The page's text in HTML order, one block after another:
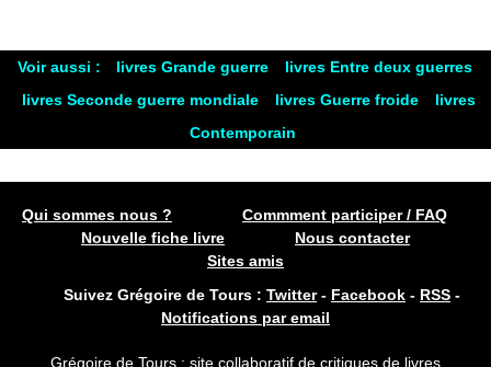
Voir aussi : livres Grande guerre
livres Entre deux guerres
livres Seconde guerre mondiale
livres Guerre froide
livres
Contemporain
Qui sommes nous ?
Commment participer / FAQ
Nouvelle fiche livre
Nous contacter
Sites amis
Suivez Grégoire de Tours : Twitter- Facebook - RSS -
Notifications par email
Grégoire de Tours : site collaboratif de critiques de livres